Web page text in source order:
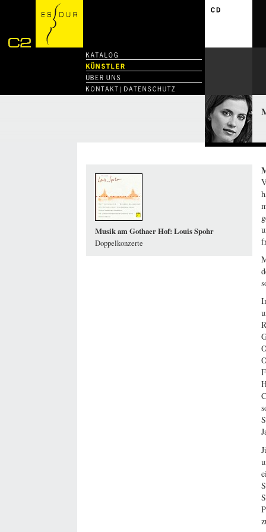
Musik am Gothaer Hof: Louis Spohr
Doppelkonzerte